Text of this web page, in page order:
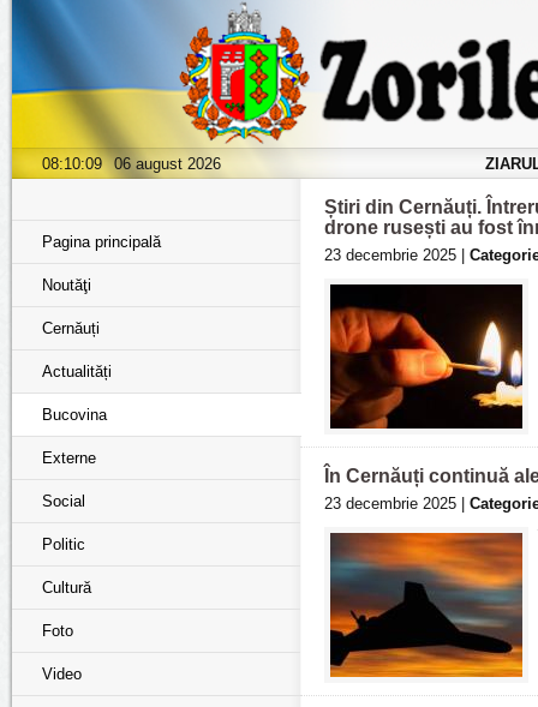
08:10:11 06 august 2026
Pagina principală
Noutăţi
Cernăuți
Actualități
Bucovina
Externe
Social
Politic
Cultură
Foto
Video
Știri din Cernăuți.
drone rusești au fost
23 decembrie 2025 |
În Cernăuți continuă
23 decembrie 2025 |